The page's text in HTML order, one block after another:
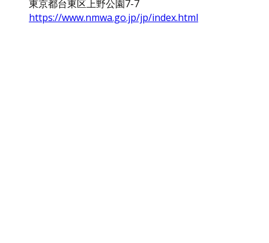
東京都台東区上野公園7-7
https://www.nmwa.go.jp/jp/index.html